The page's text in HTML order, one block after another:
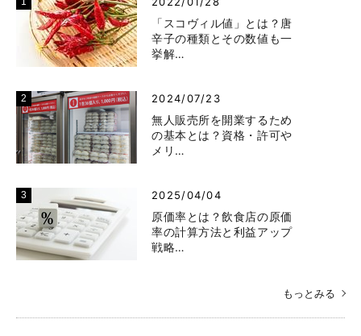
「スコヴィル値」とは？唐
辛子の種類とその数値も一
挙解…
2024/07/23
無人販売所を開業するため
の基本とは？資格・許可や
メリ…
2025/04/04
原価率とは？飲食店の原価
率の計算方法と利益アップ
戦略…
もっとみる